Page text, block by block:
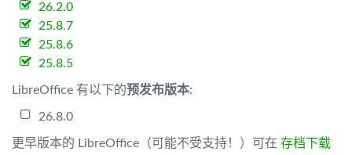
26.2.0
25.8.7
25.8.6
25.8.5
LibreOffice 有以下的预发布版本:
26.8.0
更早版本的 LibreOffice（可能不受支持！）可在 存档下载